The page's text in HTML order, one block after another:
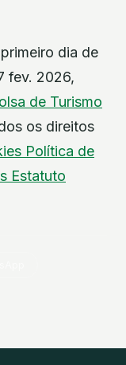
dia de
fev. 2026,
de Turismo
os direitos
Política de
Estatuto